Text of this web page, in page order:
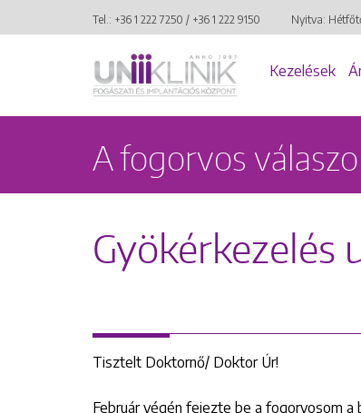
Tel.: +36 1 222 7250 / +36 1 222 9150 Nyitva:
Kezelések
A fogorvos
Gyökérkezelés
Tisztelt Doktornő/ Doktor Úr!
Február végén fejezte be a fogorvosom